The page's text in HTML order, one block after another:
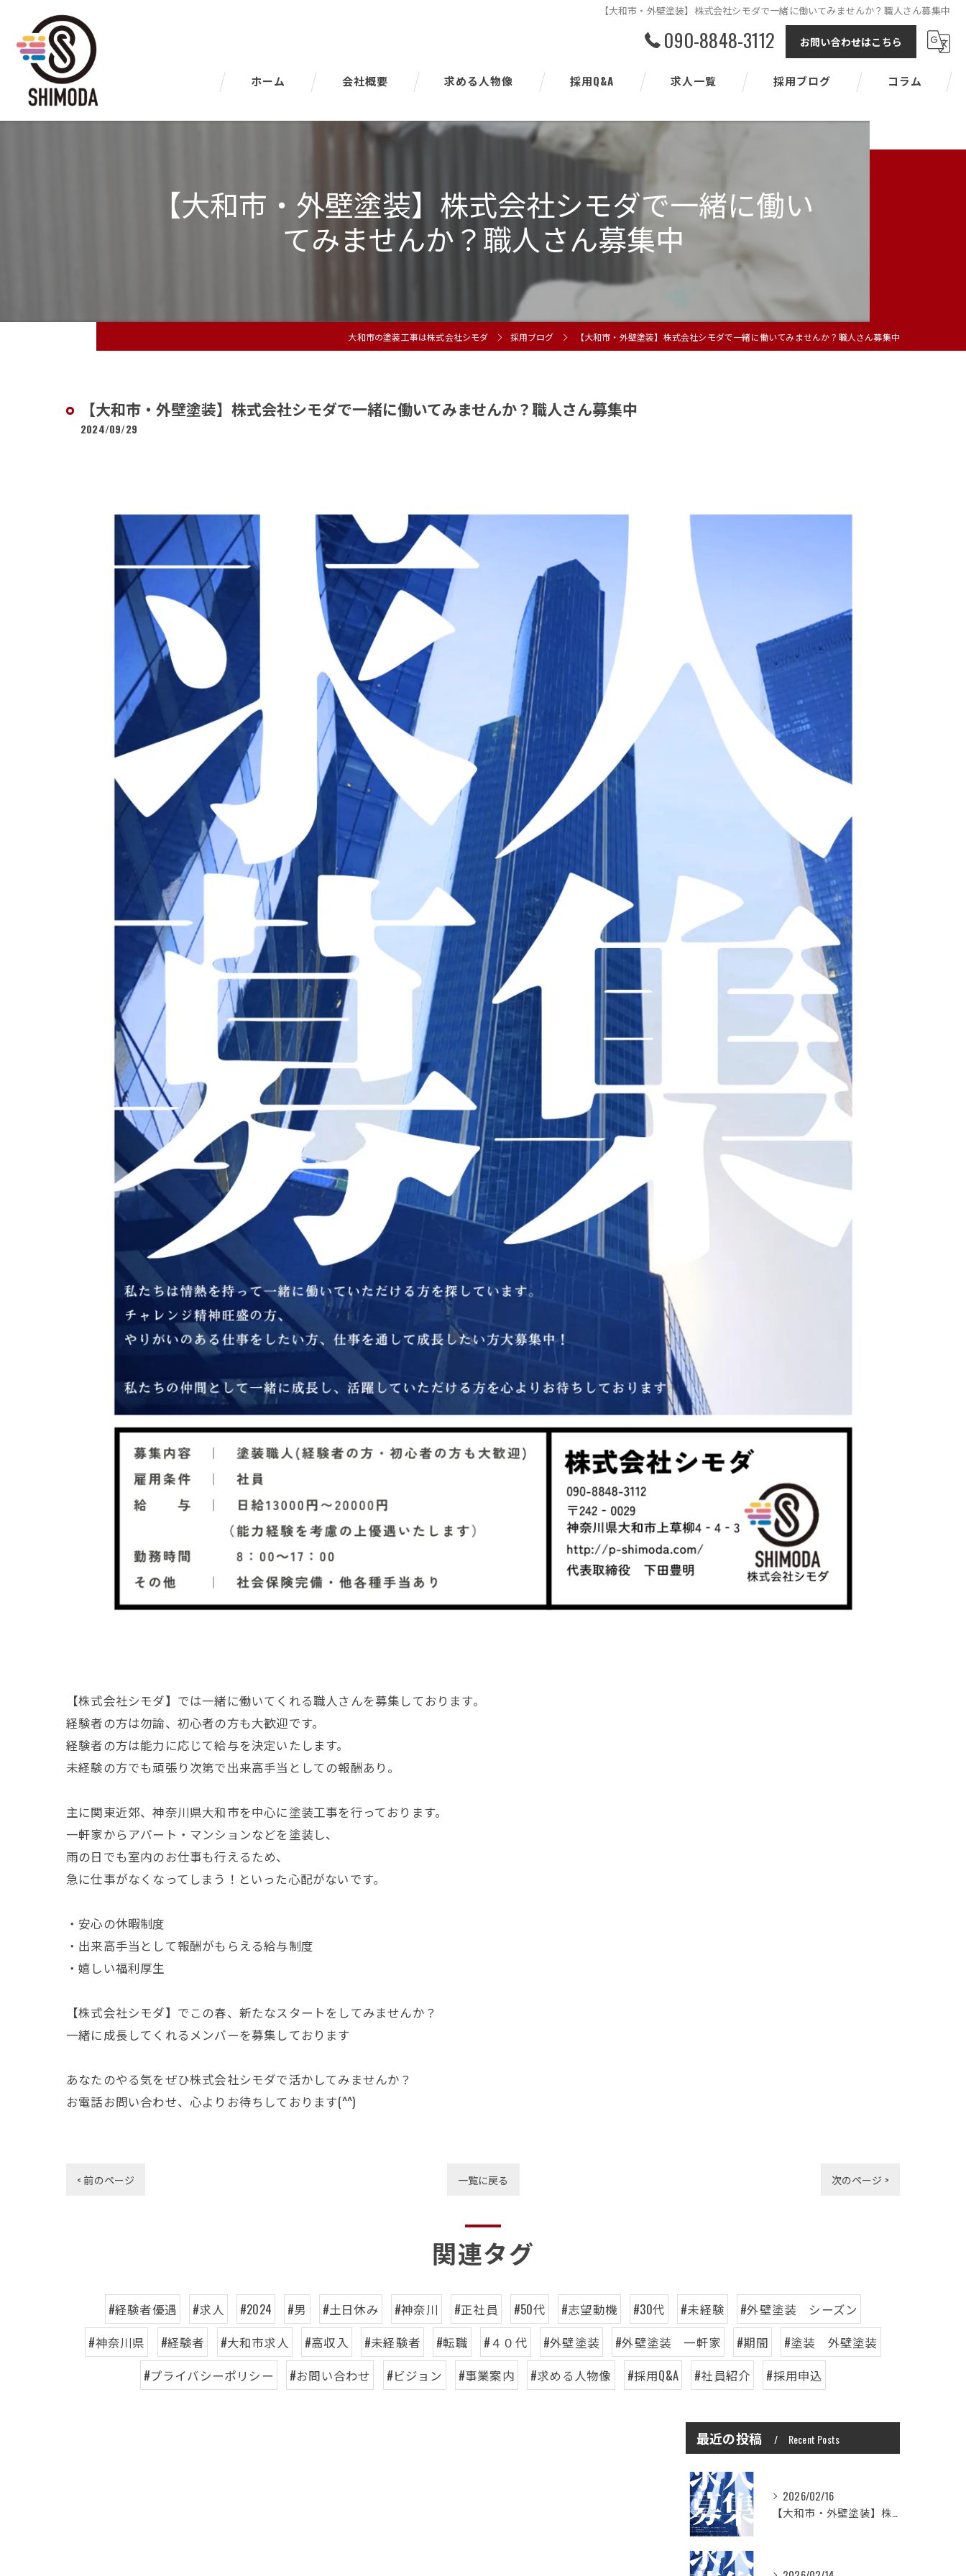
【大和市・外壁塗装】株式会社シモダで一緒に働いてみませんか？職人さん募集中
090-8848-3112 お問い合わせはこちら
ホーム 会社概要
事業案内
求める人物像 採用Q&A 求人一覧 採用ブログ コラム
【大和市・外壁塗装】株式会社シモダで一緒に働い
てみませんか？職人さん募集中
大和市の塗装工事は株式会社シモダ 採用ブログ 【大和市・外壁塗装】株式会社シモダで一緒に働いてみませんか？職人さん募集中
【大和市・外壁塗装】株式会社シモダで一緒に働いてみませんか？職人さん募集中
2024/09/29
【株式会社シモダ】では一緒に働いてくれる職人さんを募集しております。
経験者の方は勿論、初心者の方も大歓迎です。
経験者の方は能力に応じて給与を決定いたします。
未経験の方でも頑張り次第で出来高手当としての報酬あり。
主に関東近郊、神奈川県大和市を中心に塗装工事を行っております。
一軒家からアパート・マンションなどを塗装し、
雨の日でも室内のお仕事も行えるため、
急に仕事がなくなってしまう！といった心配がないです。
・安心の休暇制度
・出来高手当として報酬がもらえる給与制度
・嬉しい福利厚生
【株式会社シモダ】でこの春、新たなスタートをしてみませんか？
一緒に成長してくれるメンバーを募集しております
あなたのやる気をぜひ株式会社シモダで活かしてみませんか？
お電話お問い合わせ、心よりお待ちしております(^^)
< 前のページ 一覧に戻る 次のページ >
関連タグ
#経験者優遇 #求人 #2024 #男 #土日休み #神奈川 #正社員 #50代 #志望動機 #30代 #未経験
#外壁塗装 シーズン
#神奈川県
#経験者 #大和市求人 #高収入 #未経験者 #転職 #４０代 #外壁塗装 #外壁塗装 一軒家 #期間
#塗装 外壁塗装
#プライバシーポリシー
#お問い合わせ #ビジョン #事業案内 #求める人物像 #採用Q&A #社員紹介 #採用申込
最近の投稿 Recent Posts
2026/02/16
【大和市・外壁塗装】株式会社シモダで一緒に働いてみませんか？職人さん募集中